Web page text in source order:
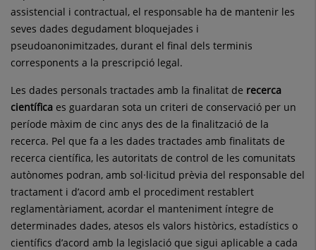
assistencial i contractual, el responsable ha de mantenir les
seves dades degudament bloquejades i
pseudoanonimitzades, durant el final dels terminis
corresponents a la prescripció legal.
Les dades personals tractades amb la finalitat de recerca
científica es guardaran sota un criteri de conservació per un
període màxim de cinc anys des de la finalització de la
recerca. Pel que fa a les dades tractades amb finalitats de
recerca científica, les autoritats de control de les comunitats
autònomes podran, amb sol·licitud prèvia del responsable del
tractament i d’acord amb el procediment restablert
reglamentàriament, acordar el manteniment íntegre de
determinades dades, atesos els valors històrics, estadístics o
científics d’acord amb la legislació que sigui aplicable a cada